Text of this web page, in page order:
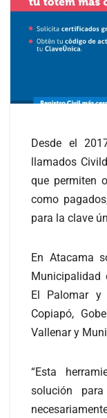
Desde el
llamados
que permiten
como
para la clave
En Atacama
Municipalidad
El Palomar y
Copiapó,
Vallenar y
“Esta
solución